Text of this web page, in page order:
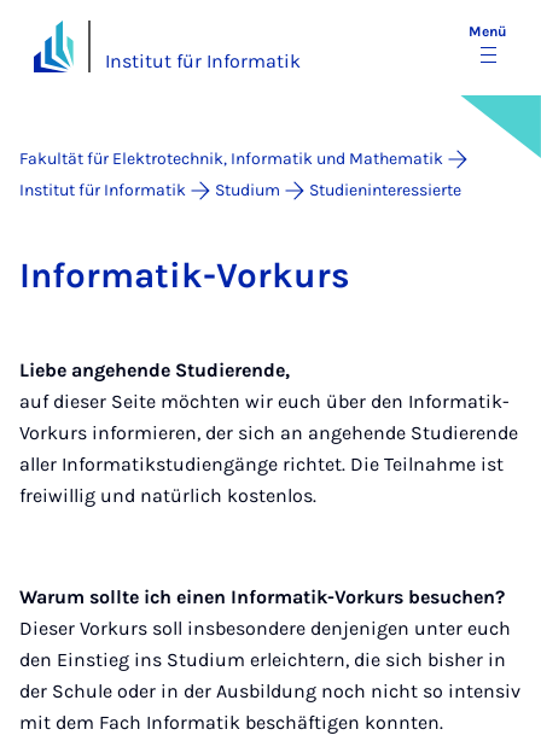
Institut für Informatik
Menü
Fakultät für Elektrotechnik, Informatik und Mathematik
Institut für Informatik
Studium Studieninteressierte
In­for­ma­tik-Vor­kurs
Liebe angehende Studierende,
auf dieser Seite möchten wir euch über den Informatik-
Vorkurs informieren, der sich an angehende Studierende
aller Informatikstudiengänge richtet. Die Teilnahme ist
freiwillig und natürlich kostenlos.
Warum sollte ich einen Informatik-Vorkurs besuchen?
Dieser Vorkurs soll insbesondere denjenigen unter euch
den Einstieg ins Studium erleichtern, die sich bisher in
der Schule oder in der Ausbildung noch nicht so intensiv
mit dem Fach Informatik beschäftigen konnten.